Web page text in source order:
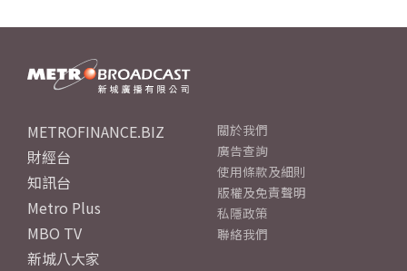
METROFINANCE.BIZ
財經台
知訊台
Metro Plus
MBO TV
新城八大家
關於我們
廣告查詢
使用條款及細則
版權及免責聲明
私隱政策
聯絡我們